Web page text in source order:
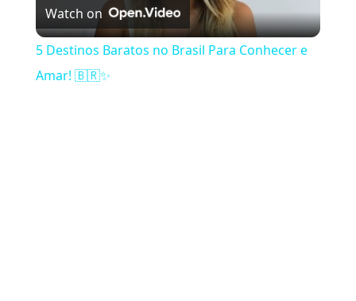
Watch on
5 Destinos Baratos no Brasil Para Conhecer e
Amar! 🇧🇷✨